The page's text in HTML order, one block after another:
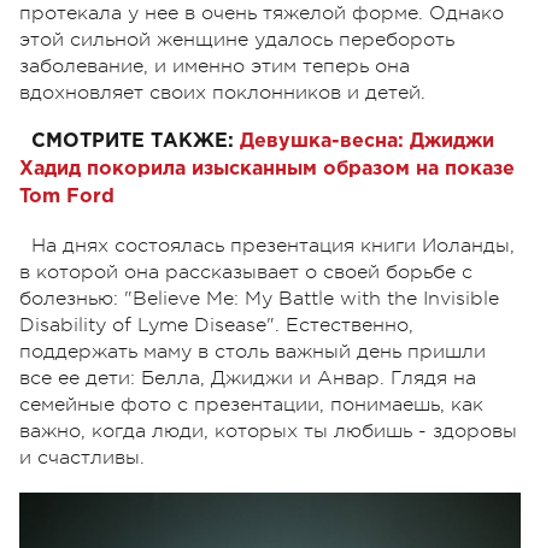
протекала у нее в очень тяжелой форме. Однако
этой сильной женщине удалось перебороть
заболевание, и именно этим теперь она
вдохновляет своих поклонников и детей.
СМОТРИТЕ ТАКЖЕ: Девушка-весна: Джиджи
Хадид покорила изысканным образом на показе
Tom Ford
На днях состоялась презентация книги Иоланды,
в которой она рассказывает о своей борьбе с
болезнью: "Believe Me: My Battle with the Invisible
Disability of Lyme Disease". Естественно,
поддержать маму в столь важный день пришли
все ее дети: Белла, Джиджи и Анвар. Глядя на
семейные фото с презентации, понимаешь, как
важно, когда люди, которых ты любишь - здоровы
и счастливы.